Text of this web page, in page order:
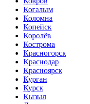
Когалым
Коломна
Копейск
Королёв
Кострома
Красногорск
Краснодар
Красноярск
Курган
Курск
Кызыл